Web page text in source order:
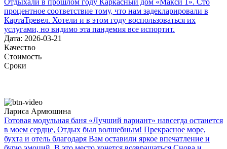
процентное соответствие тому, что нам задекларировали в
КартаТревел. Хотели и в этом году воспользоваться их
услугами, но видимо эта пандемия все испортит.
Дата: 2026-03-21
Качество
Стоимость
Сроки
Лариса Армюшина
Готовая модульная баня «Лучший вариант» навсегда останется
в моем сердце, Отдых был волшебным! Прекрасное море,
бухта и отель благодаря Вам оставили яркое впечатление и